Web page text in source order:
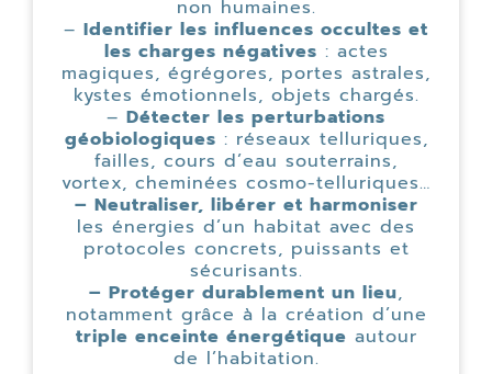
non humaines.
– Identifier les influences occultes et
les charges négatives : actes
magiques, égrégores, portes astrales,
kystes émotionnels, objets chargés.
– Détecter les perturbations
géobiologiques : réseaux telluriques,
failles, cours d’eau souterrains,
vortex, cheminées cosmo-telluriques…
– Neutraliser, libérer et harmoniser
les énergies d’un habitat avec des
protocoles concrets, puissants et
sécurisants.
– Protéger durablement un lieu,
notamment grâce à la création d’une
triple enceinte énergétique autour
de l’habitation.